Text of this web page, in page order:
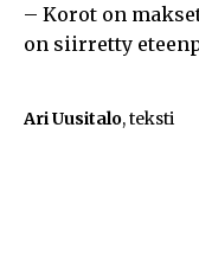
– Korot on
on siirretty
Ari Uusitalo, teksti